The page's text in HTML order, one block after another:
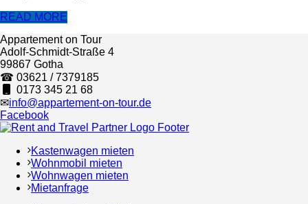
READ MORE
Appartement on Tour
Adolf-Schmidt-Straße 4
99867 Gotha
☎ 03621 / 7379185
0173 345 21 68
✉info@appartement-on-tour.de
Facebook
Kastenwagen mieten
Wohnmobil mieten
Wohnwagen mieten
Mietanfrage